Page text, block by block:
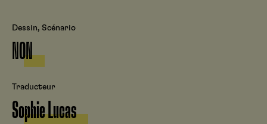
Dessin, Scénario
NON
Traducteur
Sophie Lucas